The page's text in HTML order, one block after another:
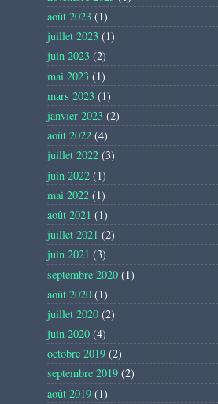
août 2023 (1)
juillet 2023 (1)
juin 2023 (2)
mai 2023 (1)
mars 2023 (1)
janvier 2023 (2)
août 2022 (4)
juillet 2022 (3)
juin 2022 (1)
mai 2022 (1)
août 2021 (1)
juillet 2021 (2)
juin 2021 (3)
septembre 2020 (1)
août 2020 (1)
juillet 2020 (2)
juin 2020 (4)
octobre 2019 (2)
septembre 2019 (2)
août 2019 (1)